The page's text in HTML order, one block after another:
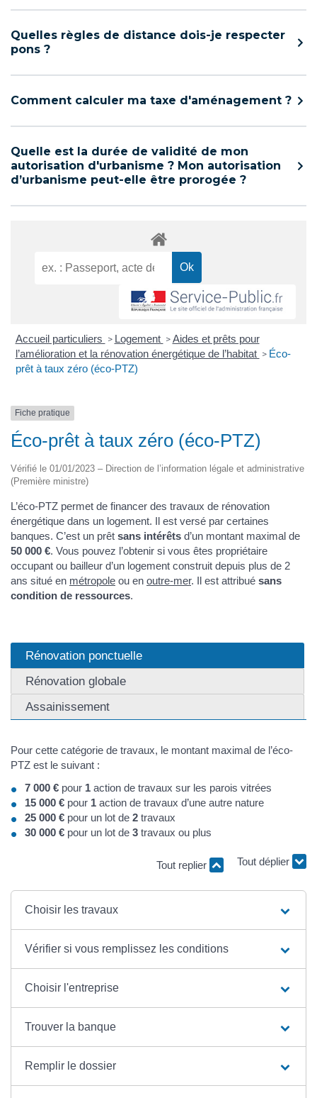
Quelles règles de distance dois-je respecter
pons ?
Comment calculer ma taxe d'aménagement ?
Quelle est la durée de validité de mon
autorisation d'urbanisme ? Mon autorisation
d’urbanisme peut-elle être prorogée ?
Accueil particuliers > Logement > Aides et prêts pour
l’amélioration et la rénovation énergétique de l’habitat > Éco-
prêt à taux zéro (éco-PTZ)
Fiche pratique
Éco-prêt à taux zéro (éco-PTZ)
Vérifié le 01/01/2023 – Direction de l’information légale et administrative
(Première ministre)
L’éco-PTZ permet de financer des travaux de rénovation
énergétique dans un logement. Il est versé par certaines
banques. C’est un prêt sans intérêts d’un montant maximal de
50 000 €. Vous pouvez l’obtenir si vous êtes propriétaire
occupant ou bailleur d’un logement construit depuis plus de 2
ans situé en métropole ou en outre-mer. Il est attribué sans
condition de ressources.
Rénovation ponctuelle
Rénovation globale
Assainissement
Pour cette catégorie de travaux, le montant maximal de l’éco-
PTZ est le suivant :
7 000 € pour 1 action de travaux sur les parois vitrées
15 000 € pour 1 action de travaux d’une autre nature
25 000 € pour un lot de 2 travaux
30 000 € pour un lot de 3 travaux ou plus
Tout replier Tout déplier
Choisir les travaux
Vérifier si vous remplissez les conditions
Choisir l'entreprise
Trouver la banque
Remplir le dossier